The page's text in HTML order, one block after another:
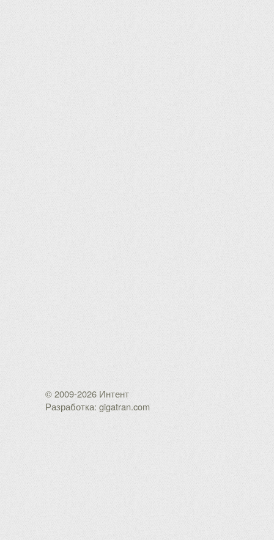
© 2009-2026 Интент
Разработка: gigatran.com